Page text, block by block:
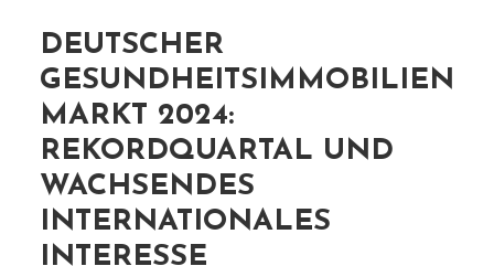
DEUTSCHER
GESUNDHEITSIMMOBILIEN
MARKT 2024:
REKORDQUARTAL UND
WACHSENDES
INTERNATIONALES
INTERESSE